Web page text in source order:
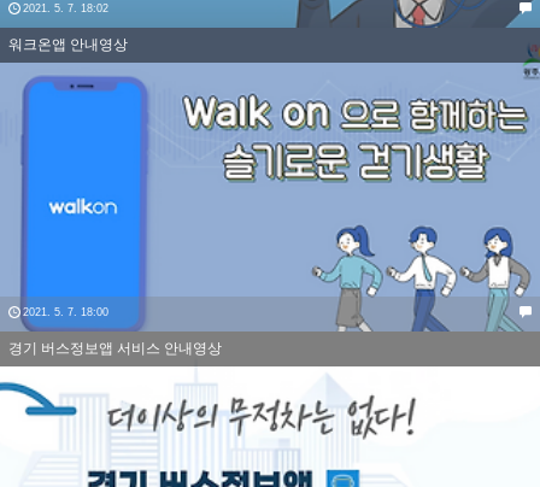
2021. 5. 7. 18:02
워크온앱 안내영상
2021. 5. 7. 18:00
경기 버스정보앱 서비스 안내영상